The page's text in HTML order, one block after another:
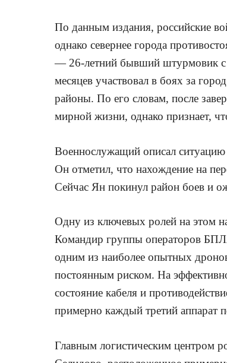
По данным издания, российские
однако севернее города
— 26-летний бывший штурмовик с
месяцев участвовал в боях за
районы. По его словам, после
мирной жизни, однако признает,
Военнослужащий описал
Он отметил, что нахождение на
Сейчас Ян покинул район боев и
Одну из ключевых ролей на этом
Командир группы операторов
одним из наиболее опытных
постоянным риском. На
состояние кабеля и
примерно каждый третий аппарат
Главным логистическим центром